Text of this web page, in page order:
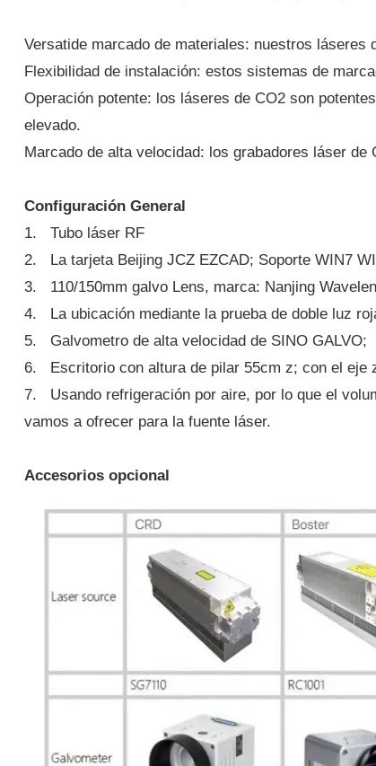
Versatide marcado de materiales: nuestros
Flexibilidad de instalación: estos sistemas de
Operación potente: los láseres de CO2 son
elevado.
Marcado de alta velocidad: los grabadores láser
Configuración General
1. Tubo láser RF
2. La tarjeta Beijing JCZ EZCAD; Soporte WIN7
3. 110/150mm galvo Lens, marca: Nanjing
4. La ubicación mediante la prueba de doble luz
5. Galvometro de alta velocidad de SINO GALVO;
6. Escritorio con altura de pilar 55cm z; con el eje
7. Usando refrigeración por aire, por lo que el
vamos a ofrecer para la fuente láser.
Accesorios opcional